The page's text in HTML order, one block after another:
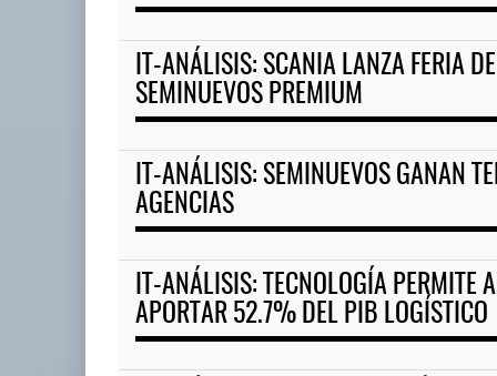
IT-ANÁLISIS: SCANIA LANZA FERIA
SEMINUEVOS PREMIUM
IT-ANÁLISIS: SEMINUEVOS GANAN
AGENCIAS
IT-ANÁLISIS: TECNOLOGÍA PERMITE
APORTAR 52.7% DEL PIB LOGÍSTICO
EE.UU. plantea nuevas
restricciones para trip ...
05 AGO 2026